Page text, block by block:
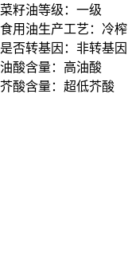
菜籽油等级： 一级
食用油生产工艺： 冷榨
是否转基因： 非转基因
油酸含量： 高油酸
芥酸含量： 超低芥酸